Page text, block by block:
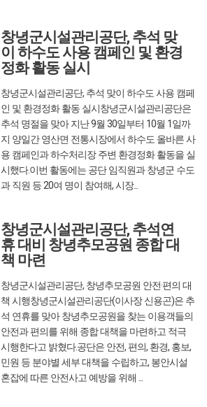
392
창녕군시설관리공단, 추석 맞
이 하수도 사용 캠페인 및 환경
정화 활동 실시
창녕군시설관리공단, 추석 맞이 하수도 사용 캠페
인 및 환경정화 활동 실시창녕군시설관리공단은
추석 명절을 맞아 지난 9월 30일부터 10월 1일까
지 양일간 영산면 전통시장에서 하수도 올바른 사
용 캠페인과 하수처리장 주변 환경정화 활동을 실
시했다.이번 활동에는 공단 임직원과 창녕군 수도
과 직원 등 20여 명이 참여해, 시장...
424
창녕군시설관리공단, 추석연
휴 대비 창녕추모공원 종합 대
책 마련
창녕군시설관리공단, 창녕추모공원 안전·편의 대
책 시행창녕군시설관리공단(이사장 신용곤)은 추
석 연휴를 맞아 창녕추모공원을 찾는 이용객들의
안전과 편의를 위해 종합 대책을 마련하고 적극
시행한다고 밝혔다.공단은 안전, 편의, 환경, 홍보,
민원 등 분야별 세부 대책을 수립하고, 봉안시설
혼잡에 따른 안전사고 예방을 위해 ...